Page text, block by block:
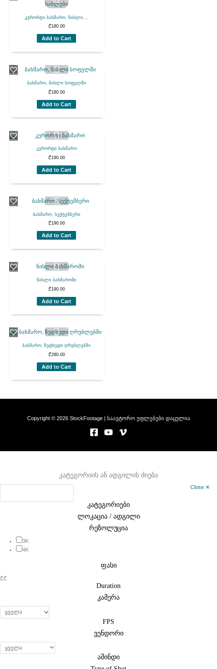
კურორტი ბახმარო, ნისლი,...
₾180.00
Add to Cart
ბახმარო, ნისლი სოფელში
₾180.00
Add to Cart
კურორტი ბახმარო
₾190.00
Add to Cart
ბახმარო, სექტემბერი
₾190.00
Add to Cart
ნისლი ბახმაროში
₾190.00
Add to Cart
ბახმარო, ზედხედი ღრუბლებში
₾280.00
Add to Cart
Copyright © 2026 StockFootage | საავტორო უფლებები დაცულია
Close ✕
კატეგორიის ან ადგილის ძიება
კატეგორიები
ლოკაცია / ადგილი
რეზოლუცია
3K
4K
ფასი
₾₾
Duration
კამერა
FPS
ვენდორი
ამინდი